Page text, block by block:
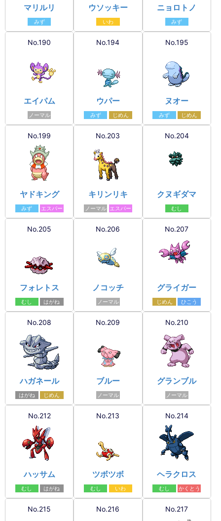
マリルリ
みず
ウソッキー
いわ
ニョロトノ
みず
No.190
エイパム
ノーマル
No.194
ウパー
みず じめん
No.195
ヌオー
みず じめん
No.199
ヤドキング
みず エスパー
No.203
キリンリキ
ノーマル エスパー
No.204
クヌギダマ
むし
No.205
フォレトス
むし はがね
No.206
ノコッチ
ノーマル
No.207
グライガー
じめん ひこう
No.208
ハガネール
はがね じめん
No.209
ブルー
ノーマル
No.210
グランブル
ノーマル
No.212
ハッサム
むし はがね
No.213
ツボツボ
むし いわ
No.214
ヘラクロス
むし かくとう
No.215 No.216 No.217